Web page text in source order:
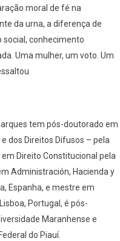
moral de fé na
da urna, a diferença de
social, conhecimento
Uma mulher, um voto. Um
tem pós-doutorado em
dos Direitos Difusos – pela
Direito Constitucional pela
Administración, Hacienda y
Espanha, e mestre em
Portugal, é pós-
Maranhense e
do Piauí.